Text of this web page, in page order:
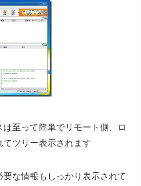
は至って簡単でリモート側、ロ
てツリー表示されます
な情報もしっかり表示されて